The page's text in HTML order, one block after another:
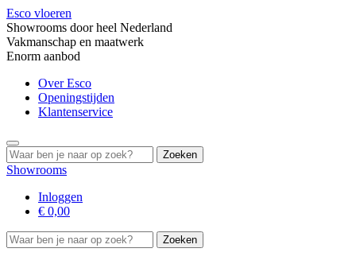
Esco vloeren
Showrooms door heel Nederland
Vakmanschap en maatwerk
Enorm aanbod
Over Esco
Openingstijden
Klantenservice
Search
for:
Showrooms
Inloggen
€ 0,00
Search
for: